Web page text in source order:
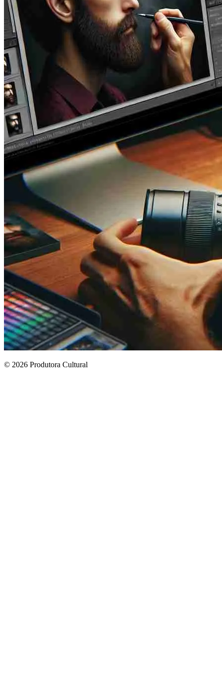
© 2026 Produtora Cultural